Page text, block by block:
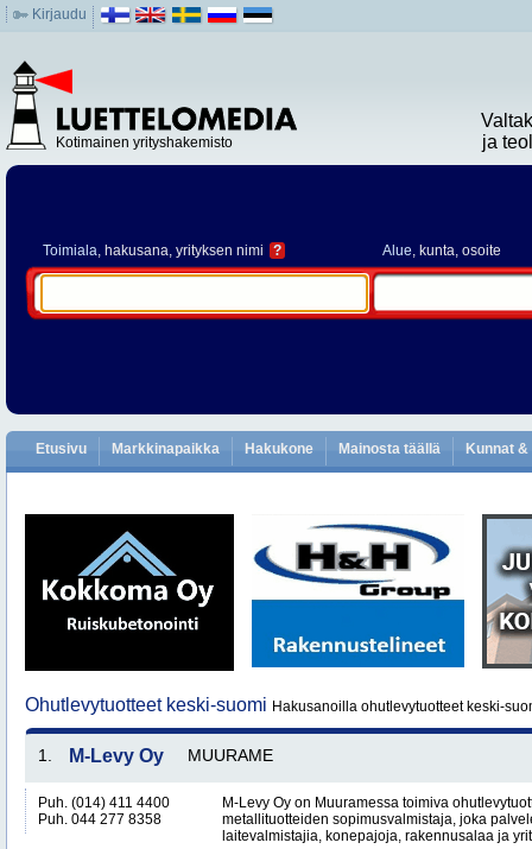
Kirjaudu
Kotimainen yrityshakemisto
ja
Toimiala, hakusana, yrityksen nimi ? Alue, kunta, osoite
Etusivu Markkinapaikka Hakukone Mainosta täällä Kunnat
Ohutlevytuotteet keski-suomi Hakusanoilla ohutlevytuotteet keski-
1. M-Levy Oy MUURAME
Puh. (014) 411 4400
Puh. 044 277 8358
M-Levy Oy on Muuramessa toimiva
metallituotteiden sopimusvalmistaja, joka
laitevalmistajia, konepajoja, rakennusalaa ja